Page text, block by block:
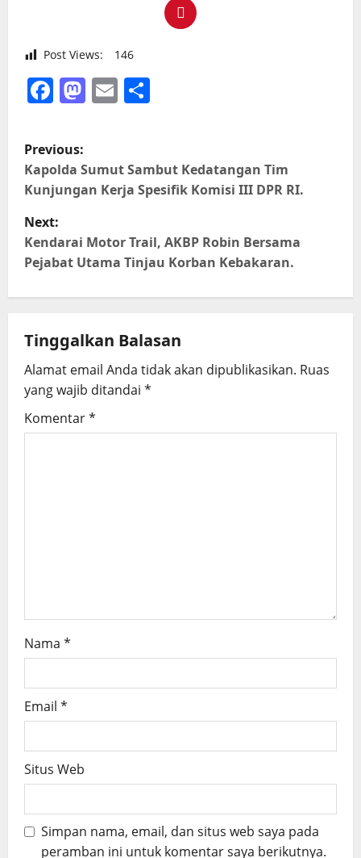
Post Views: 146
Facebook
Mastodon
Email
P
o
s
t
n
v
i
g
Previous:
Kapolda Sumut Sambut Kedatangan Tim
Kunjungan Kerja Spesifik Komisi III DPR RI.
Next:
Kendarai Motor Trail, AKBP Robin Bersama
Pejabat Utama Tinjau Korban Kebakaran.
Tinggalkan Balasan
Alamat email Anda tidak akan dipublikasikan. Ruas
yang wajib ditandai *
Komentar*
Nama *
Email *
Situs Web
Simpan nama, email, dan situs web saya pada
peramban ini untuk komentar saya berikutnya.